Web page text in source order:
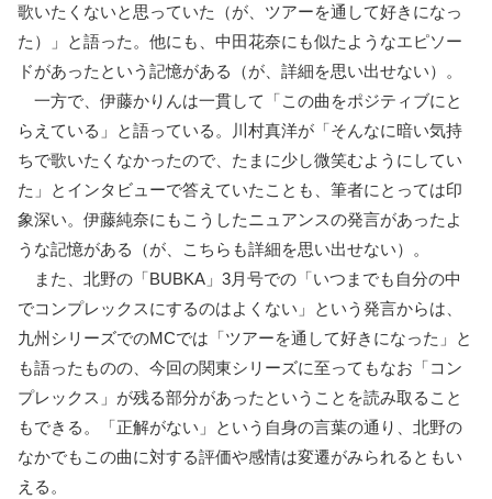
歌いたくないと思っていた（が、ツアーを通して好きになっ
た）」と語った。他にも、中田花奈にも似たようなエピソー
ドがあったという記憶がある（が、詳細を思い出せない）。
一方で、伊藤かりんは一貫して「この曲をポジティブにと
らえている」と語っている。川村真洋が「そんなに暗い気持
ちで歌いたくなかったので、たまに少し微笑むようにしてい
た」とインタビューで答えていたことも、筆者にとっては印
象深い。伊藤純奈にもこうしたニュアンスの発言があったよ
うな記憶がある（が、こちらも詳細を思い出せない）。
また、北野の「BUBKA」3月号での「いつまでも自分の中
でコンプレックスにするのはよくない」という発言からは、
九州シリーズでのMCでは「ツアーを通して好きになった」と
も語ったものの、今回の関東シリーズに至ってもなお「コン
プレックス」が残る部分があったということを読み取ること
もできる。「正解がない」という自身の言葉の通り、北野の
なかでもこの曲に対する評価や感情は変遷がみられるともい
える。